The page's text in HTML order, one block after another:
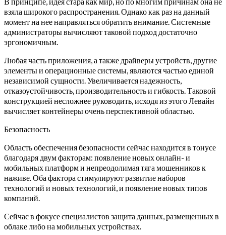
взяла широкого распространения. Однако как раз на данный
момент на нее направляться обратить внимание. Системные
администраторы вычисляют таковой подход достаточно
эргономичным.
Любая часть приложения, а также драйверы устройств, другие
элементы и операционные системы, являются частью единой
независимой сущности. Увеличивается надежность,
отказоустойчивость, производительность и гибкость. Таковой
конструкцией несложнее руководить, исходя из этого Левайн
вычисляет контейнеры очень перспективной областью.
Безопасность
Область обеспечения безопасности сейчас находится в тонусе
благодаря двум факторам: появление новых онлайн- и
мобильных платформ и непреодолимая тяга мошенников к
наживе. Оба фактора стимулируют развитие наборов
технологий и новых технологий, и появление новых типов
компаний.
Сейчас в фокусе специалистов защита данных, размещенных в
облаке либо на мобильных устройствах.